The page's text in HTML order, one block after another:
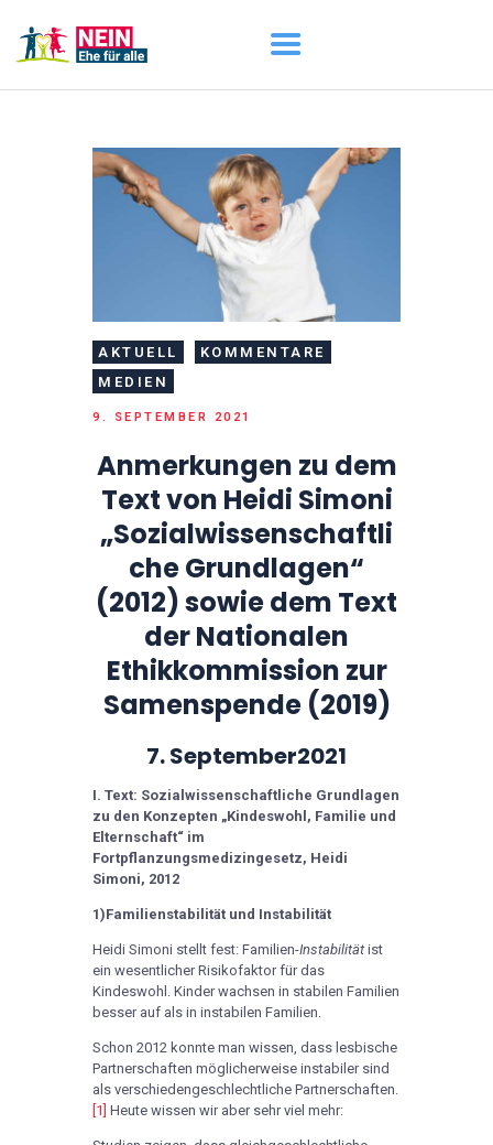
START
AKTUELL
DARUM GEHT ES
ÜBER UNS
DOWNLOADS
AKTUELL
KOMMENTARE
MEDIEN
9. SEPTEMBER 2021
Anmerkungen zu dem
Text von Heidi Simoni
„Sozialwissenschaftli
che Grundlagen“
(2012) sowie dem Text
der Nationalen
Ethikkommission zur
Samenspende (2019)
7. September2021
I. Text: Sozialwissenschaftliche Grundlagen
zu den Konzepten „Kindeswohl, Familie und
Elternschaft“ im
Fortpflanzungsmedizingesetz, Heidi
Simoni, 2012
1)Familienstabilität und Instabilität
Heidi Simoni stellt fest: Familien-Instabilität ist
ein wesentlicher Risikofaktor für das
Kindeswohl. Kinder wachsen in stabilen Familien
besser auf als in instabilen Familien.
Schon 2012 konnte man wissen, dass lesbische
Partnerschaften möglicherweise instabiler sind
als verschiedengeschlechtliche Partnerschaften.
[1] Heute wissen wir aber sehr viel mehr: